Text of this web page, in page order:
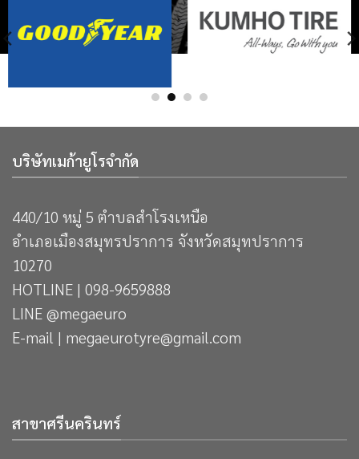
บริษัทเมก้ายูโรจำกัด
440/10 หมู่ 5 ตำบลสำโรงเหนือ
อำเภอเมืองสมุทรปราการ จังหวัดสมุทปราการ
10270
HOTLINE | 098-9659888
LINE @megaeuro
E-mail | megaeurotyre@gmail.com
สาขาศรีนครินทร์